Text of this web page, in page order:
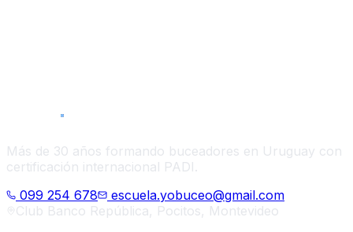
Más de 30 años formando buceadores en Uruguay con
certificación internacional PADI.
099 254 678
escuela.yobuceo@gmail.com
Club Banco República, Pocitos, Montevideo